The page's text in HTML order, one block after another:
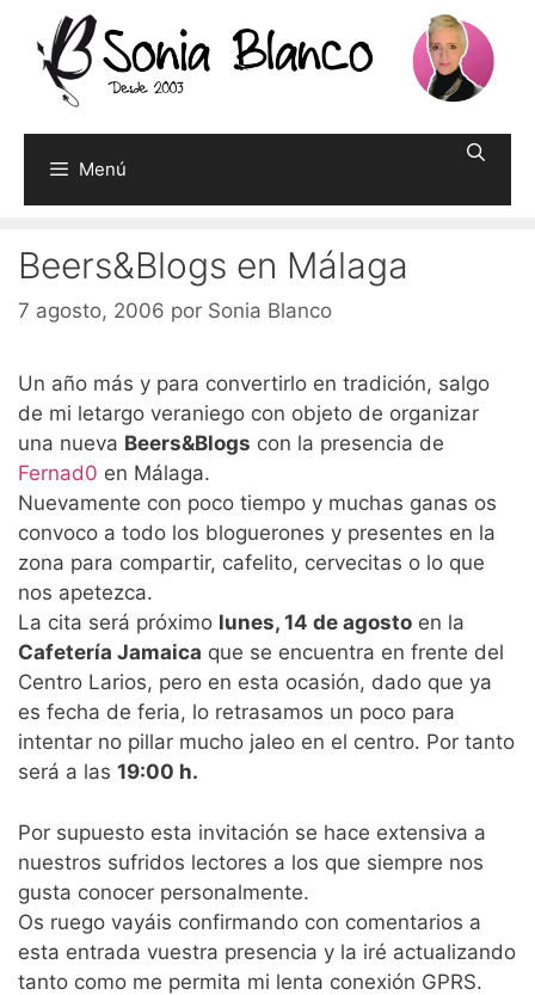
contenido
Menú
Beers&Blogs en Málaga
7 agosto, 2006 por Sonia Blanco
Un año más y para convertirlo en tradición, salgo
de mi letargo veraniego con objeto de organizar
una nueva Beers&Blogs con la presencia de
Fernad0 en Málaga.
Nuevamente con poco tiempo y muchas ganas os
convoco a todo los bloguerones y presentes en la
zona para compartir, cafelito, cervecitas o lo que
nos apetezca.
La cita será próximo lunes, 14 de agosto en la
Cafetería Jamaica que se encuentra en frente del
Centro Larios, pero en esta ocasión, dado que ya
es fecha de feria, lo retrasamos un poco para
intentar no pillar mucho jaleo en el centro. Por tanto
será a las 19:00 h.
Por supuesto esta invitación se hace extensiva a
nuestros sufridos lectores a los que siempre nos
gusta conocer personalmente.
Os ruego vayáis confirmando con comentarios a
esta entrada vuestra presencia y la iré actualizando
tanto como me permita mi lenta conexión GPRS.